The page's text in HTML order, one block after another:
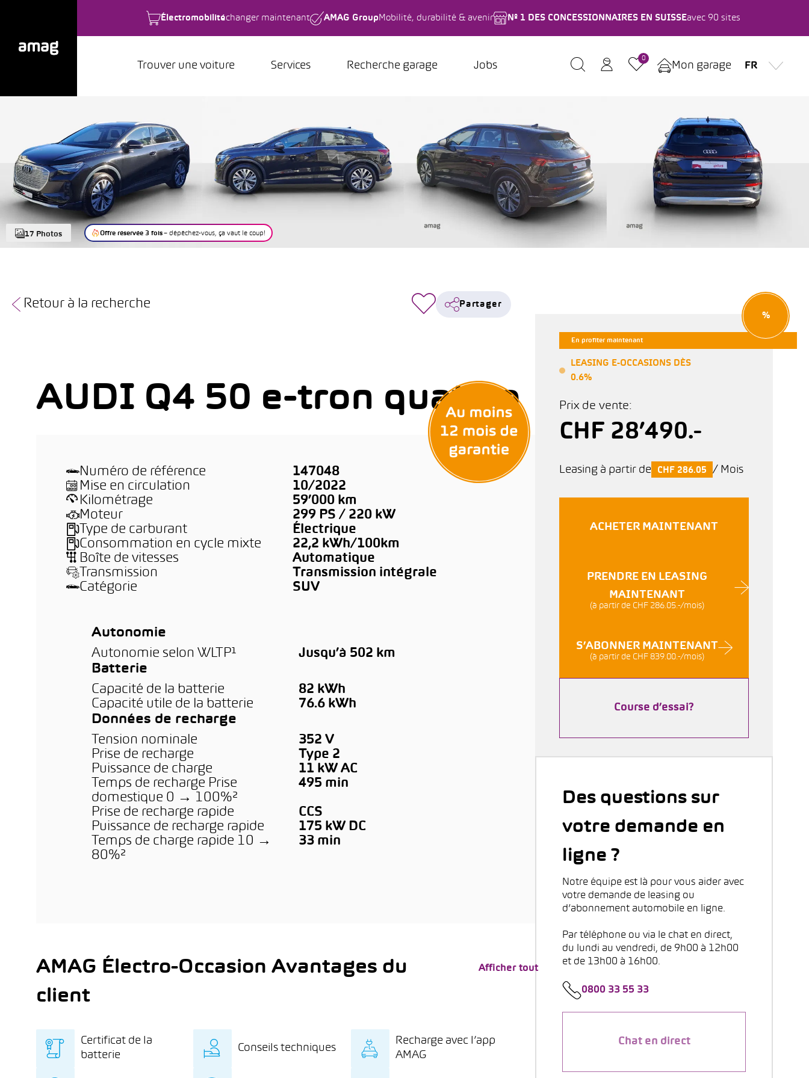
Électromobilitéchanger maintenant AMAG Group Mobilité, durabilité & avenir Nº 1 DES CONCESSIONNAIRES EN SUISSEavec 90 sites
Trouver une voiture Services Recherche garage Jobs
0
Mon garage FR
17 Photos Offre réservée 3 fois – dépêchez-vous, ça vaut le coup!
Retour à la recherche Partager
AUDI Q4 50 e-tron quattro
Numéro de référence
147048
Mise en circulation
10/2022
Kilométrage
59’000 km
Moteur
299 PS / 220 kW
Type de carburant
Électrique
Consommation en cycle mixte
22,2 kWh/100km
Boîte de vitesses
Automatique
Transmission
Transmission intégrale
Catégorie
SUV
Autonomie
Autonomie selon WLTP¹
Jusqu’à 502 km
Batterie
Capacité de la batterie
82 kWh
Capacité utile de la batterie
76.6 kWh
Données de recharge
Tension nominale
352 V
Prise de recharge
Type 2
Puissance de charge
11 kW AC
Temps de recharge Prise
domestique 0 → 100%²
495 min
Prise de recharge rapide
CCS
Puissance de recharge rapide
175 kW DC
Temps de charge rapide 10 →
80%²
33 min
AMAG Électro-Occasion Avantages du
client
Afficher tout
Certificat de la
batterie
Conseils techniques
Recharge avec l’app
AMAG
En profiter maintenant
%
LEASING E-OCCASIONS DÈS
0.6%
Prix de vente:
CHF 28’490.-
Leasing à partir de CHF 286.05 / Mois
ACHETER MAINTENANT
PRENDRE EN LEASING
MAINTENANT
(à partir de CHF 286.05.-/mois)
S’ABONNER MAINTENANT
(à partir de CHF 839.00.-/mois)
Course d’essai?
Des questions sur
votre demande en
ligne ?
Notre équipe est là pour vous aider avec
votre demande de leasing ou
d’abonnement automobile en ligne.
Par téléphone ou via le chat en direct,
du lundi au vendredi, de 9h00 à 12h00
et de 13h00 à 16h00.
0800 33 55 33
Chat en direct